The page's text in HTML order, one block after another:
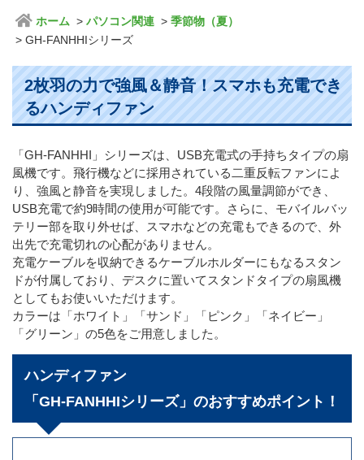
ホーム パソコン関連
季節物（夏）
GH-FANHHIシリーズ
2枚羽の力で強風＆静音！スマホも充電でき
るハンディファン
「GH-FANHHI」シリーズは、USB充電式の手持ちタイプの扇
風機です。飛行機などに採用されている二重反転ファンによ
り、強風と静音を実現しました。4段階の風量調節ができ、
USB充電で約9時間の使用が可能です。さらに、モバイルバッ
テリー部を取り外せば、スマホなどの充電もできるので、外
出先で充電切れの心配がありません。
充電ケーブルを収納できるケーブルホルダーにもなるスタン
ドが付属しており、デスクに置いてスタンドタイプの扇風機
としてもお使いいただけます。
カラーは「ホワイト」「サンド」「ピンク」「ネイビー」
「グリーン」の5色をご用意しました。
ハンディファン
「GH-FANHHIシリーズ」のおすすめポイント！